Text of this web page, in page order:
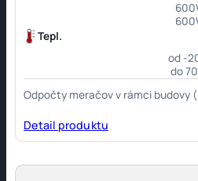
Tepl.
od -
do
Odpočty meračov v rámci budovy
Detail produktu